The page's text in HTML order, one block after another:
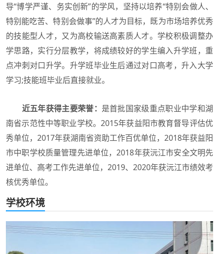
导“博学严谨、务实创新”的学风，坚持以培养“特别会做人、
特别能吃苦、特别会做事”的人才为目标，既为市场培养优秀
的技能型人才，又为高校输送高素质人才。学校积极调整办
学思路，实行分层教学，将成绩较好的学生编入升学班，重
点冲刺对口升学。升学班毕业生后通过对口高考，升入大学
学习;技能班毕业后直接就业。
近五年获得主要荣誉： 是首批国家级重点职业中学和湖
南省示范性中等职业学校。2015年获益阳市教育督导评估优
秀单位，2017年获湖南省资助工作百优单位，2018年获益阳
市中职学校质量管理先进单位，2018年获沅江市安全文明先
进单位、高考工作先进单位，2019、2020年获沅江市绩效考
核优秀单位。
学校环境